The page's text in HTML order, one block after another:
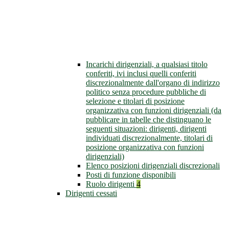
Incarichi dirigenziali, a qualsiasi titolo
conferiti, ivi inclusi quelli conferiti
discrezionalmente dall'organo di indirizzo
politico senza procedure pubbliche di
selezione e titolari di posizione
organizzativa con funzioni dirigenziali (da
pubblicare in tabelle che distinguano le
seguenti situazioni: dirigenti, dirigenti
individuati discrezionalmente, titolari di
posizione organizzativa con funzioni
dirigenziali)
Elenco posizioni dirigenziali discrezionali
Posti di funzione disponibili
Ruolo dirigenti 4
Dirigenti cessati